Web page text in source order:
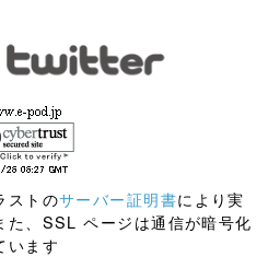
ストのサーバー証明書により実
た、SSL ページは通信が暗号化
います